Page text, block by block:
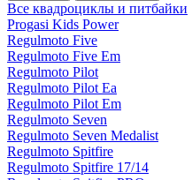
Все квадроциклы и питбайки
Progasi Kids Power
Regulmoto Five
Regulmoto Five Em
Regulmoto Pilot
Regulmoto Pilot Ea
Regulmoto Pilot Em
Regulmoto Seven
Regulmoto Seven Medalist
Regulmoto Spitfire
Regulmoto Spitfire 17/14